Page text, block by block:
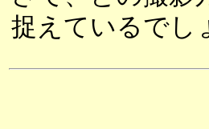
捉えているでし